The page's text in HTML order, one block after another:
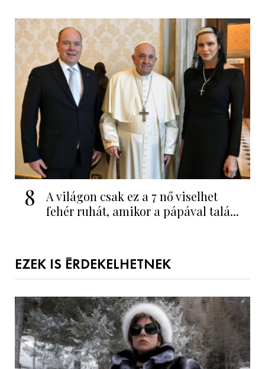
8
A világon csak ez a 7 nő viselhet
fehér ruhát, amikor a pápával talá...
EZEK IS ÉRDEKELHETNEK